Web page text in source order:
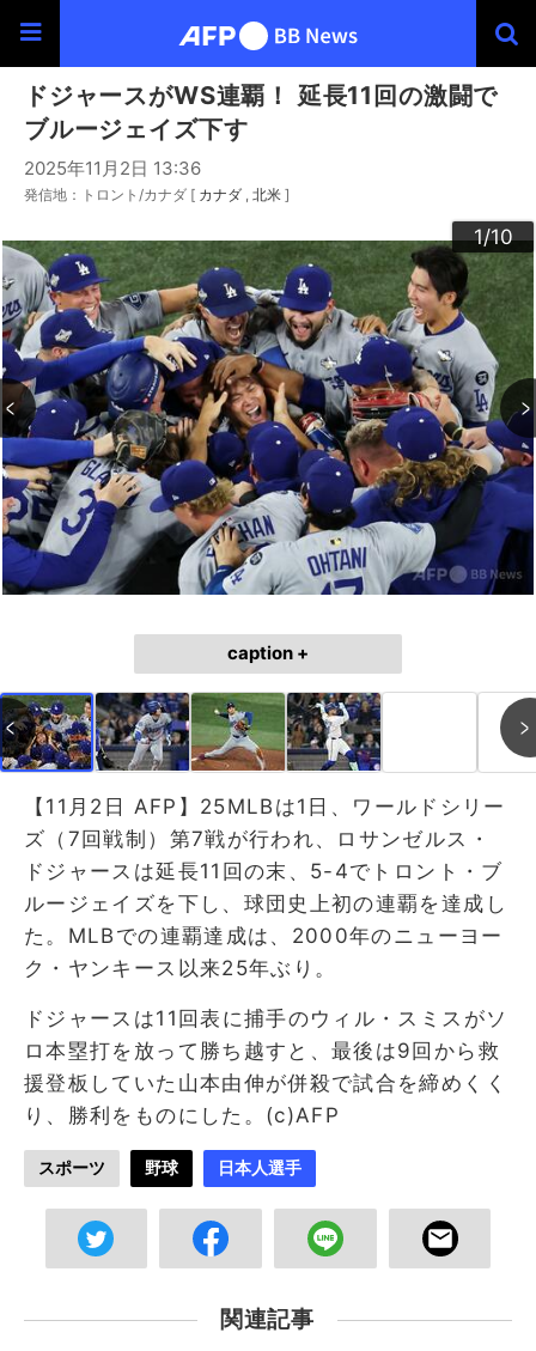
ドジャースがWS連覇！ 延長11回の激闘で
ブルージェイズ下す
2025年11月2日 13:36
発信地：トロント/カナダ [ カナダ 北米 ]
1/10
2/10
3/10
4/10
5/10
6/10
7/10
8/10
9/10
10/10
caption +
【11月2日 AFP】25MLBは1日、ワールドシリー
ズ（7回戦制）第7戦が行われ、ロサンゼルス・
ドジャースは延長11回の末、5-4でトロント・ブ
ルージェイズを下し、球団史上初の連覇を達成し
た。MLBでの連覇達成は、2000年のニューヨー
ク・ヤンキース以来25年ぶり。
ドジャースは11回表に捕手のウィル・スミスがソ
ロ本塁打を放って勝ち越すと、最後は9回から救
援登板していた山本由伸が併殺で試合を締めくく
り、勝利をものにした。(c)AFP
スポーツ 野球 日本人選手
関連記事